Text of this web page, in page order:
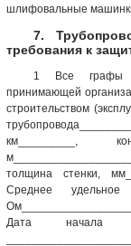
шлифовальные
7.
требования к
1 Все графы
принимающей
строительством
км_________,
толщина стенки,
Среднее удельное
Дата начала